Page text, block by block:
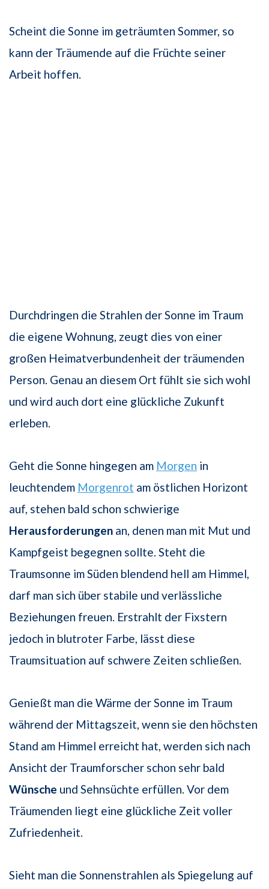
Scheint die Sonne im geträumten Sommer, so
kann der Träumende auf die Früchte seiner
Arbeit hoffen.
Durchdringen die Strahlen der Sonne im Traum
die eigene Wohnung, zeugt dies von einer
großen Heimatverbundenheit der träumenden
Person. Genau an diesem Ort fühlt sie sich wohl
und wird auch dort eine glückliche Zukunft
erleben.
Geht die Sonne hingegen am Morgen in
leuchtendem Morgenrot am östlichen Horizont
auf, stehen bald schon schwierige
Herausforderungen an, denen man mit Mut und
Kampfgeist begegnen sollte. Steht die
Traumsonne im Süden blendend hell am Himmel,
darf man sich über stabile und verlässliche
Beziehungen freuen. Erstrahlt der Fixstern
jedoch in blutroter Farbe, lässt diese
Traumsituation auf schwere Zeiten schließen.
Genießt man die Wärme der Sonne im Traum
während der Mittagszeit, wenn sie den höchsten
Stand am Himmel erreicht hat, werden sich nach
Ansicht der Traumforscher schon sehr bald
Wünsche und Sehnsüchte erfüllen. Vor dem
Träumenden liegt eine glückliche Zeit voller
Zufriedenheit.
Sieht man die Sonnenstrahlen als Spiegelung auf